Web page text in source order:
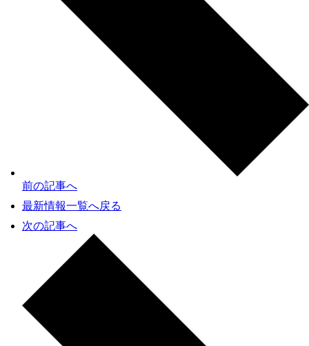
前の記事へ
最新情報一覧へ戻る
次の記事へ